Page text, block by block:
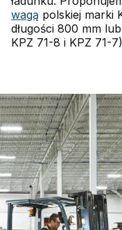
wagą polskiej marki
długości 800 mm
KPZ 71-8 i KPZ 71-
PROMOCJA
Zarejestruj się w sklepie
Odbierz 3% rabatu!
Dołącz do grona
Po założeniu konta
do wykorzystania na